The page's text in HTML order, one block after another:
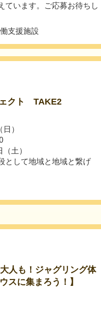
ています。ご応募お待ちし
支援施設
クト TAKE2
）
土）
として地域と地域と繋げ
人も！ジャグリング体
スに集まろう！】